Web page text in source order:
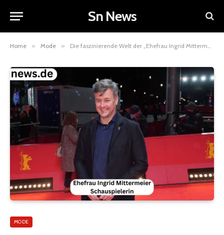
Sn News
Home » Mode » Die faszinierende Welt der „Ehefrau Ingrid Mittermeier Schauspielerin“
MODE